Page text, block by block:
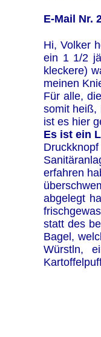
E-Mail Nr.
Hi, Volker
ein 1 1/2
kleckere)
meinen
Für alle,
somit heiß,
ist es hier
Es ist ein
erfahren
abgelegt
statt des
Bagel,
Würstln,